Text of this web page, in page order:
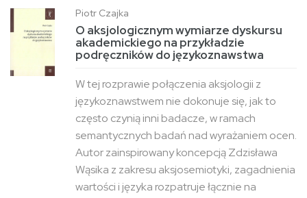
Piotr Czajka
O aksjologicznym wymiarze dyskursu
akademickiego na przykładzie
podręczników do językoznawstwa
W tej rozprawie połączenia aksjologii z
językoznawstwem nie dokonuje się, jak to
często czynią inni badacze, w ramach
semantycznych badań nad wyrażaniem ocen.
Autor zainspirowany koncepcją Zdzisława
Wąsika z zakresu aksjosemiotyki, zagadnienia
wartości i języka rozpatruje łącznie na